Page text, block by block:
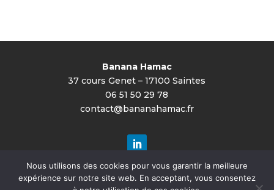
Banana Hamac
37 cours Genet –17100 Saintes
06 51 50 29 78
contact@bananahamac.fr
© Banana Hamac 2022
Nous utilisons des cookies pour vous garantir la meilleure
expérience sur notre site web. En acceptant, vous consentez